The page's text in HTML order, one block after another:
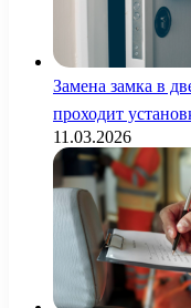
Замена замка в
проходит
11.03.2026